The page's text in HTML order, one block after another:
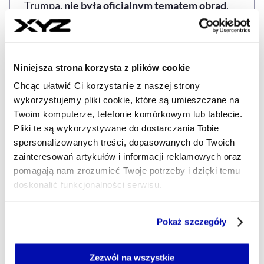
Niniejsza strona korzysta z plików cookie
Chcąc ułatwić Ci korzystanie z naszej strony
wykorzystujemy pliki cookie, które są umieszczane na
Twoim komputerze, telefonie komórkowym lub tablecie.
Pliki te są wykorzystywane do dostarczania Tobie
spersonalizowanych treści, dopasowanych do Twoich
zainteresowań artykułów i informacji reklamowych oraz
pomagają nam zrozumieć Twoje potrzeby i dzięki temu
doskonalić funkcjonalności serwisu.
Jeżeli nie wyrażasz zgody na zapisywanie plików cookie,
możesz łatwo zarządzać swoimi uprawnieniami, np. we
Pokaż szczegóły
Zezwól na wszystkie
Trumpa, nie była oficjalnym tematem obrad,
Jørgensen zaznaczył, że „
była w centrum uwagi
takżepremierka Danii Mette Frederiksen
Źródło: PAP
BEZPIECZEŃSTWO ENERGETYCZNE ENERGIA
Udostępnij na LinkedIn
Udostępnij na Twitterze
Udostępnij na
Udostępnij